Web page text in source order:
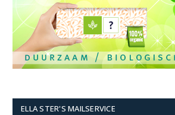
ELLA STER'S MAILSERVICE